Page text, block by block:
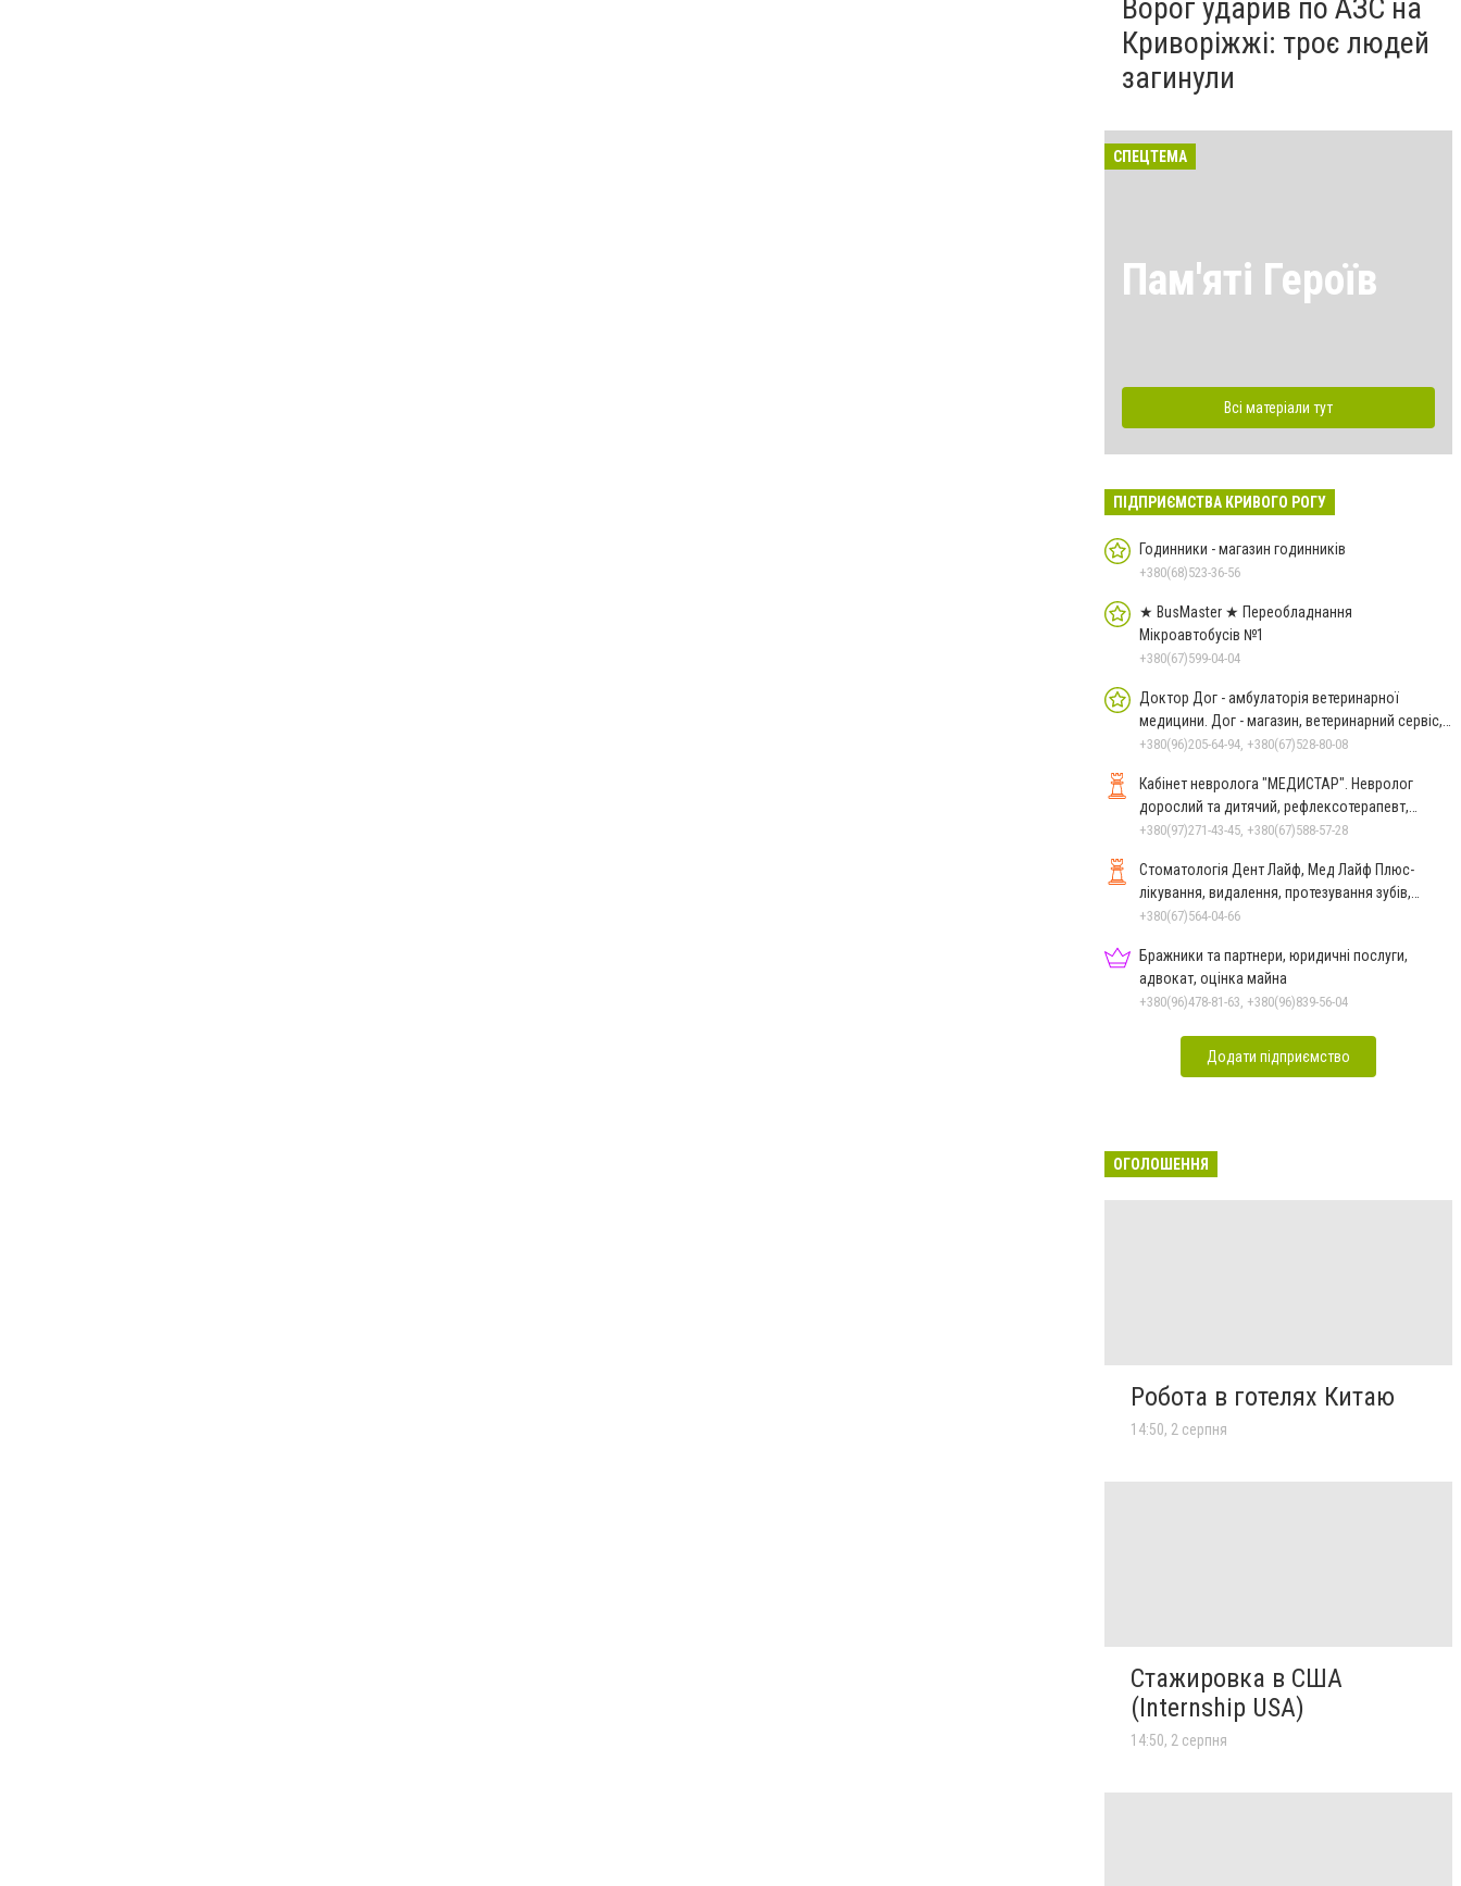
Ворог ударив по АЗС на
Криворіжжі: троє людей
загинули
СПЕЦТЕМА
Пам'яті Героїв
Всі матеріали тут
ПІДПРИЄМСТВА КРИВОГО РОГУ
Годинники - магазин годинників
+380(68)523-36-56
★ BusMaster ★ Переобладнання
Мікроавтобусів №1
+380(67)599-04-04
Доктор Дог - амбулаторія ветеринарної
медицини. Дог - магазин, ветеринарний сервіс,
аптека
+380(96)205-64-94, +380(67)528-80-08
Кабінет невролога "МЕДИСТАР". Невролог
дорослий та дитячий, рефлексотерапевт,
гомеопат.
+380(97)271-43-45, +380(67)588-57-28
Стоматологія Дент Лайф, Мед Лайф Плюс-
лікування, видалення, протезування зубів,
виправлення прикусу
+380(67)564-04-66
Бражники та партнери, юридичні послуги,
адвокат, оцінка майна
+380(96)478-81-63, +380(96)839-56-04
Додати підприємство
ОГОЛОШЕННЯ
Робота в готелях Китаю
14:50, 2 серпня
Стажировка в США
(Internship USA)
14:50, 2 серпня